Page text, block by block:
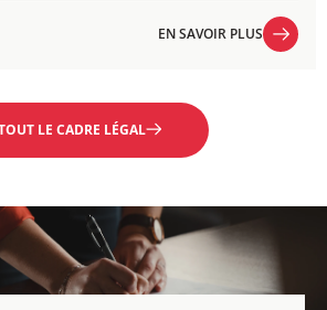
EN SAVOIR PLUS
LE CADRE LÉGAL